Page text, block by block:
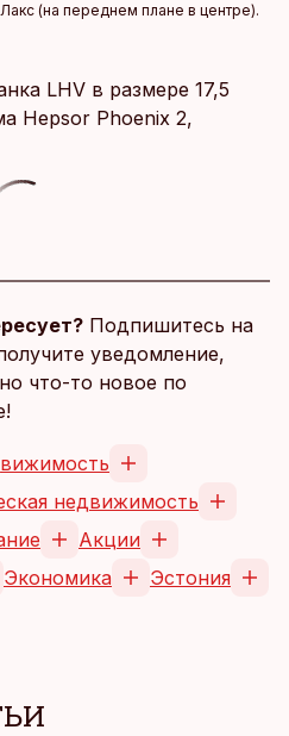
(на переднем плане в центре).
LHV в размере 17,5
Hepsor Phoenix 2,
Подпишитесь на
уведомление,
что-то новое по
недвижимость
Акции
Экономика
Эстония